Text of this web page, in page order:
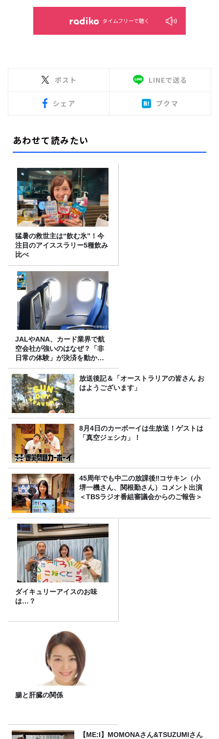
タイムフリーで聴く
ポスト LINEで送る
シェア ブクマ
あわせて読みたい
猛暑の救世主は“飲む氷”！今
注目のアイススラリー5種飲み
比べ
JALやANA、カード業界で航
空会社が強いのはなぜ？「非
日常の体験」が決済を動かす
理由
放送後記＆「オーストラリアの皆さん お
はようございます」
8月4日のカーボーイは生放送！ゲストは
「真空ジェシカ」！
45周年でも中二の放課後‼コサキン（小
堺一機さん、関根勤さん）コメント出演
＜TBSラジオ番組審議会からのご報告＞
ダイキュリーアイスのお味
は…？
腸と肝臓の関係
【ME:I】MOMONAさん&TSUZUMIさん